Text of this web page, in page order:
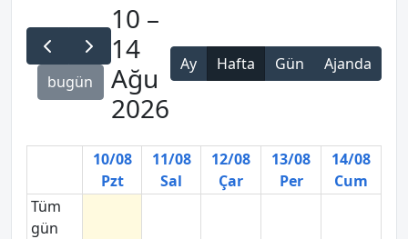
bugün
10 –
14
Ağu
2026
Ay Hafta Gün Ajanda
10/08
Pzt
11/08
Sal
12/08
Çar
13/08
Per
14/08
Cum
Tüm
gün